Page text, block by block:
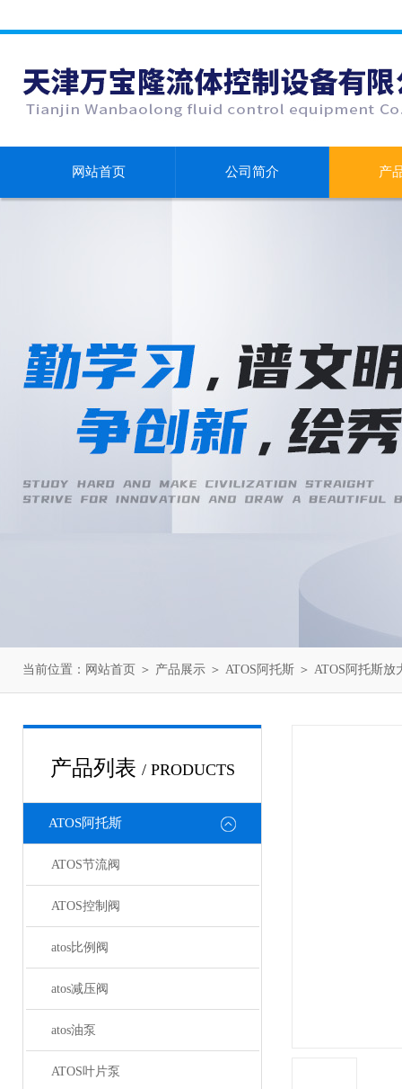
网站首页 公司简介 产
当前位置： 网站首页 ＞ 产品展示 ＞ ATOS阿托斯 ＞ ATOS阿托斯放
产品列表 / PRODUCTS
ATOS阿托斯
ATOS节流阀
ATOS控制阀
atos比例阀
atos减压阀
atos油泵
ATOS叶片泵